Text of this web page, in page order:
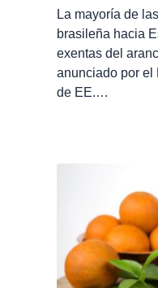
La mayoría de
brasileña hacia
exentas del
anunciado por el
de EE.…